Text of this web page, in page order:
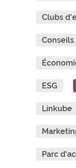
Clubs
ESG
Linkube
Parc